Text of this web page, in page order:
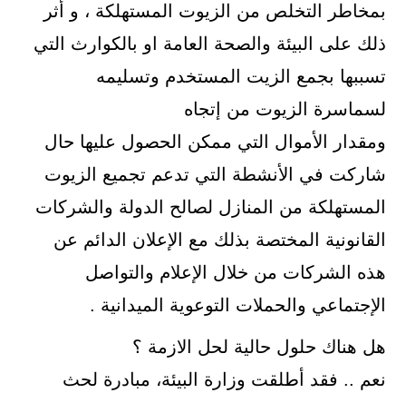
بمخاطر التخلص من الزيوت المستهلكة ، و أثر
ذلك على البيئة والصحة العامة او بالكوارث التي
تسببها بجمع الزيت المستخدم وتسليمه
لسماسرة الزيوت من إتجاه
ومقدار الأموال التي ممكن الحصول عليها حال
شاركت في الأنشطة التي تدعم تجميع الزيوت
المستهلكة من المنازل لصالح الدولة والشركات
القانونية المختصة بذلك مع الإعلان الدائم عن
هذه الشركات من خلال الإعلام والتواصل
الإجتماعي والحملات التوعوية الميدانية .
هل هناك حلول حالية لحل الازمة ؟
نعم .. فقد أطلقت وزارة البيئة، مبادرة لحث